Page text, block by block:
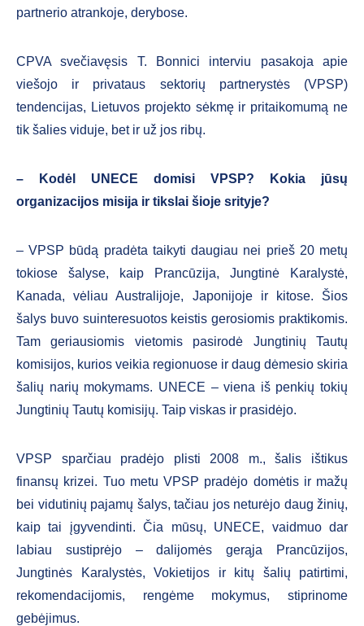
partnerio atrankoje, derybose.
CPVA svečiavęsis T. Bonnici interviu pasakoja apie
viešojo ir privataus sektorių partnerystės (VPSP)
tendencijas, Lietuvos projekto sėkmę ir pritaikomumą ne
tik šalies viduje, bet ir už jos ribų.
– Kodėl UNECE domisi VPSP? Kokia jūsų
organizacijos misija ir tikslai šioje srityje?
– VPSP būdą pradėta taikyti daugiau nei prieš 20 metų
tokiose šalyse, kaip Prancūzija, Jungtinė Karalystė,
Kanada, vėliau Australijoje, Japonijoje ir kitose. Šios
šalys buvo suinteresuotos keistis gerosiomis praktikomis.
Tam geriausiomis vietomis pasirodė Jungtinių Tautų
komisijos, kurios veikia regionuose ir daug dėmesio skiria
šalių narių mokymams. UNECE – viena iš penkių tokių
Jungtinių Tautų komisijų. Taip viskas ir prasidėjo.
VPSP sparčiau pradėjo plisti 2008 m., šalis ištikus
finansų krizei. Tuo metu VPSP pradėjo domėtis ir mažų
bei vidutinių pajamų šalys, tačiau jos neturėjo daug žinių,
kaip tai įgyvendinti. Čia mūsų, UNECE, vaidmuo dar
labiau sustiprėjo – dalijomės gerąja Prancūzijos,
Jungtinės Karalystės, Vokietijos ir kitų šalių patirtimi,
rekomendacijomis, rengėme mokymus, stiprinome
gebėjimus.